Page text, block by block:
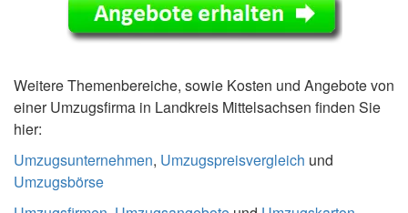
Weitere Themenbereiche, sowie Kosten und Angebote von
einer Umzugsfirma in Landkreis Mittelsachsen finden Sie
hier:
Umzugsunternehmen, Umzugspreisvergleich und
Umzugsbörse